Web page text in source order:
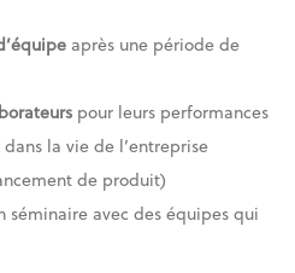
après une période de
pour leurs performances
dans la vie de l’entreprise
de produit)
séminaire avec des équipes qui